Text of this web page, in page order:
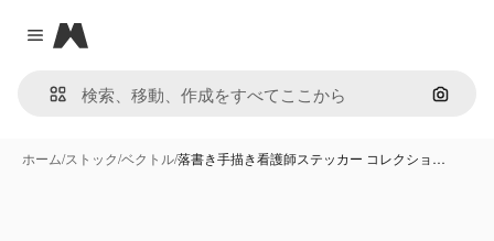
Close menu
Magnific
画像で
ホーム/ストック/ベクトル/落書き手描き看護師ステッカー コレクショ…